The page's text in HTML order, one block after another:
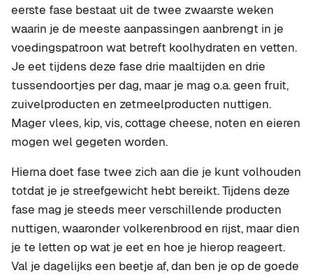
eerste fase bestaat uit de twee zwaarste weken
waarin je de meeste aanpassingen aanbrengt in je
voedingspatroon wat betreft koolhydraten en vetten.
Je eet tijdens deze fase drie maaltijden en drie
tussendoortjes per dag, maar je mag o.a. geen fruit,
zuivelproducten en zetmeelproducten nuttigen.
Mager vlees, kip, vis, cottage cheese, noten en eieren
mogen wel gegeten worden.
Hierna doet fase twee zich aan die je kunt volhouden
totdat je je streefgewicht hebt bereikt. Tijdens deze
fase mag je steeds meer verschillende producten
nuttigen, waaronder volkerenbrood en rijst, maar dien
je te letten op wat je eet en hoe je hierop reageert.
Val je dagelijks een beetje af, dan ben je op de goede